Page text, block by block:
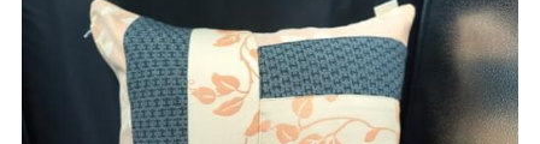
關於婦盟
婦盟簡介
關於理監事
關注議題
活動成果